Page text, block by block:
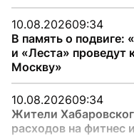
10.08.202609:34
В память о подвиге:
и «Леста» проведут
Москву»
10.08.202609:34
Жители
расходов на фитнес